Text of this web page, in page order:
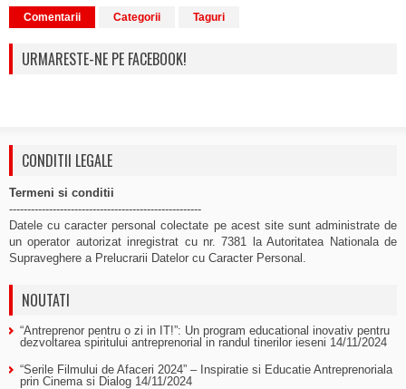
Comentarii Categorii Taguri
URMARESTE-NE PE FACEBOOK!
CONDITII LEGALE
Termeni si conditii
-----------------------------------------------------
Datele cu caracter personal colectate pe acest site sunt administrate de
un operator autorizat inregistrat cu nr. 7381 la Autoritatea Nationala de
Supraveghere a Prelucrarii Datelor cu Caracter Personal.
NOUTATI
“Antreprenor pentru o zi in IT!”: Un program educational inovativ pentru
dezvoltarea spiritului antreprenorial in randul tinerilor ieseni 14/11/2024
“Serile Filmului de Afaceri 2024” – Inspiratie si Educatie Antreprenoriala
prin Cinema si Dialog 14/11/2024